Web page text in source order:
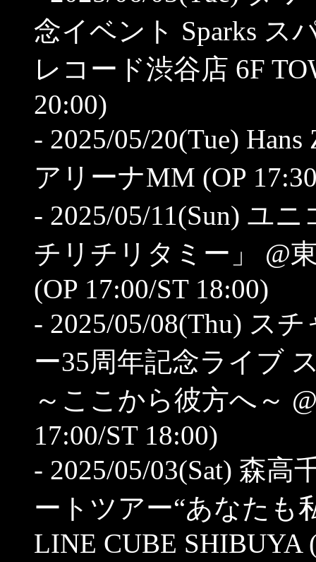
念イベント Sparks ス
レコード渋谷店 6F
20:00)
- 2025/05/20(Tue)
アリーナMM (OP
- 2025/05/11(Sun) ユ
チリチリタミー」 @
(OP 17:00/ST 18:00)
- 2025/05/08(Thu) ス
ー35周年記念ライブ
～ここから彼方へ～
17:00/ST 18:00)
- 2025/05/03(Sat) 森高
ートツアー“あなた
LINE CUBE SHIBUYA